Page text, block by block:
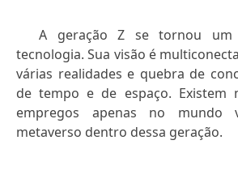
A geração Z se tornou um
tecnologia. Sua visão é
várias realidades e quebra de
de tempo e de espaço. Existem
empregos apenas no
metaverso dentro dessa geração.